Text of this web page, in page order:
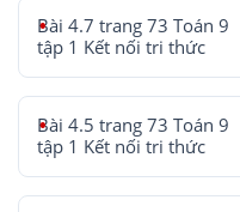
Bài 4.7 trang 73 Toán 9
tập 1 Kết nối tri thức
Bài 4.5 trang 73 Toán 9
tập 1 Kết nối tri thức